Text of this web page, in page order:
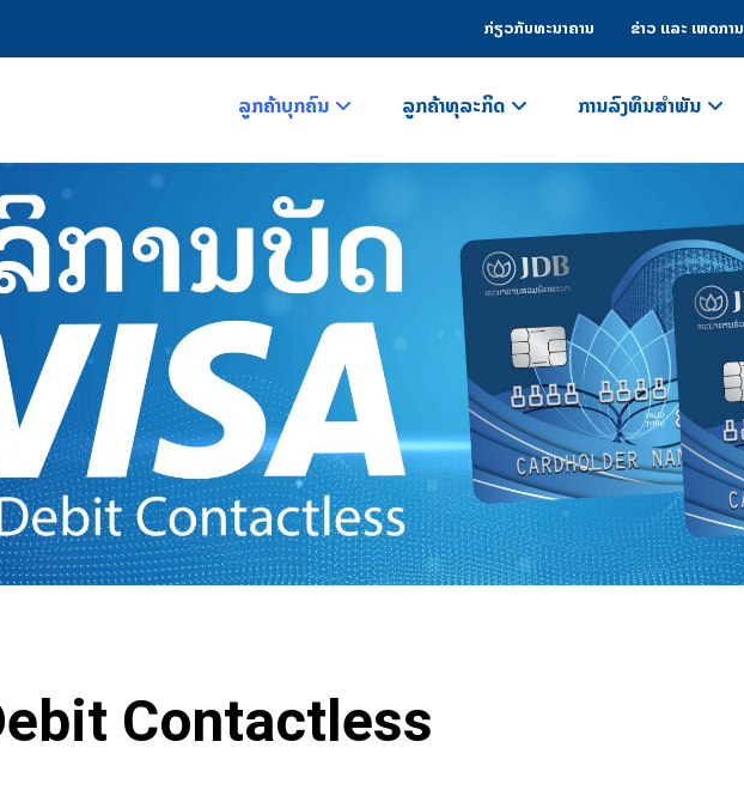
ກ່ຽວກັບທະນາຄານ ຂ່າວ ແລະ ເຫດການ
ລູກຄ້າບຸກຄົນ ລູກຄ້າທຸລະກິດ ການລົງທຶນສຳພັນ
Contactless